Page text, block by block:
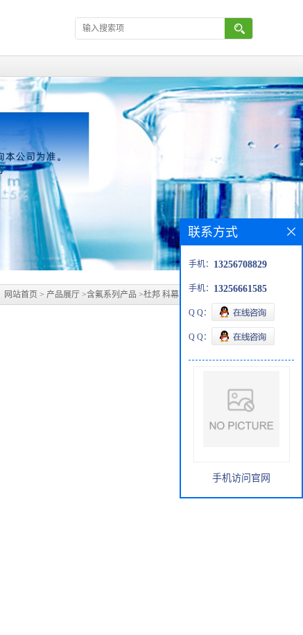
网站首页 > 产品展厅 >含氟系列产品 >杜邦 科幕 FS-61 国产替代品
联系方式
手机： 13256708829
手机： 13256661585
Q Q：
Q Q：
手机访问官网